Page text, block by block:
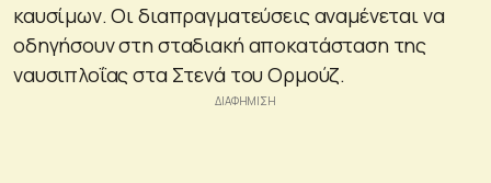
καυσίμων. Οι διαπραγματεύσεις αναμένεται να
οδηγήσουν στη σταδιακή αποκατάσταση της
ναυσιπλοΐας στα Στενά του Ορμούζ.